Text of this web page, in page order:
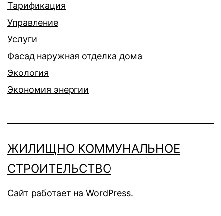
Тарификация
Управление
Услуги
Фасад наружная отделка дома
Экология
Экономия энергии
ЖИЛИЩНО КОММУНАЛЬНОЕ
СТРОИТЕЛЬСТВО
Сайт работает на WordPress.